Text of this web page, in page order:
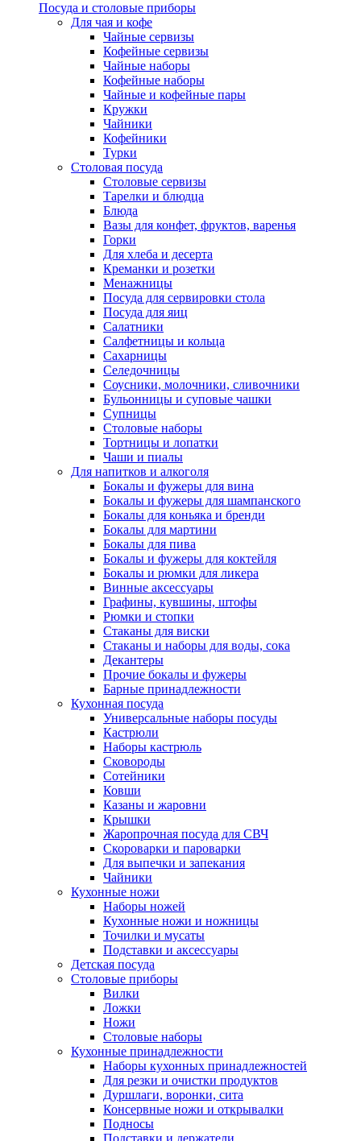
Посуда и столовые приборы
Для чая и кофе
Чайные сервизы
Кофейные сервизы
Чайные наборы
Кофейные наборы
Чайные и кофейные пары
Кружки
Чайники
Кофейники
Турки
Столовая посуда
Столовые сервизы
Тарелки и блюдца
Блюда
Вазы для конфет, фруктов, варенья
Горки
Для хлеба и десерта
Креманки и розетки
Менажницы
Посуда для сервировки стола
Посуда для яиц
Салатники
Салфетницы и кольца
Сахарницы
Селедочницы
Соусники, молочники, сливочники
Бульонницы и суповые чашки
Супницы
Столовые наборы
Тортницы и лопатки
Чаши и пиалы
Для напитков и алкоголя
Бокалы и фужеры для вина
Бокалы и фужеры для шампанского
Бокалы для коньяка и бренди
Бокалы для мартини
Бокалы для пива
Бокалы и фужеры для коктейля
Бокалы и рюмки для ликера
Винные аксессуары
Графины, кувшины, штофы
Рюмки и стопки
Стаканы для виски
Стаканы и наборы для воды, сока
Декантеры
Прочие бокалы и фужеры
Барные принадлежности
Кухонная посуда
Универсальные наборы посуды
Кастрюли
Наборы кастрюль
Сковороды
Сотейники
Ковши
Казаны и жаровни
Крышки
Жаропрочная посуда для СВЧ
Скороварки и пароварки
Для выпечки и запекания
Чайники
Кухонные ножи
Наборы ножей
Кухонные ножи и ножницы
Точилки и мусаты
Подставки и аксессуары
Детская посуда
Столовые приборы
Вилки
Ложки
Ножи
Столовые наборы
Кухонные принадлежности
Наборы кухонных принадлежностей
Для резки и очистки продуктов
Дуршлаги, воронки, сита
Консервные ножи и открывалки
Подносы
Подставки и держатели